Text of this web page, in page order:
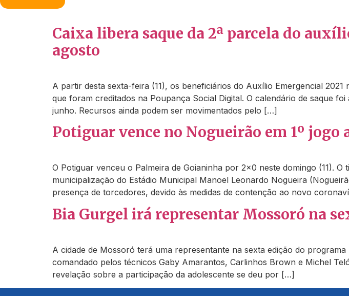
Caixa libera saque da 2ª parcela do
agosto
A partir desta sexta-feira (11), os beneficiários do Auxílio Emergencial
que foram creditados na Poupança Social Digital. O calendário de saque
junho. Recursos ainda podem ser movimentados pelo […]
Potiguar vence no Nogueirão em 1º
O Potiguar venceu o Palmeira de Goianinha por 2×0 neste domingo (11).
municipalização do Estádio Municipal Manoel Leonardo Nogueira
presença de torcedores, devido às medidas de contenção ao novo
Bia Gurgel irá representar Mossoró na
A cidade de Mossoró terá uma representante na sexta edição do
comandado pelos técnicos Gaby Amarantos, Carlinhos Brown e Michel
revelação sobre a participação da adolescente se deu por […]